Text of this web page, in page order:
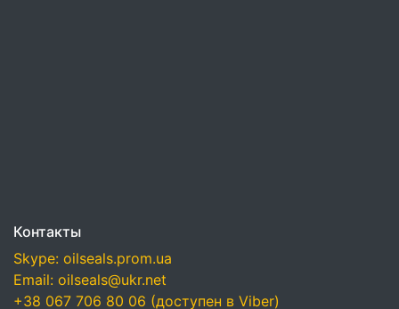
Контакты
Skype: oilseals.prom.ua
Email: oilseals@ukr.net
+38 067 706 80 06 (доступен в Viber)